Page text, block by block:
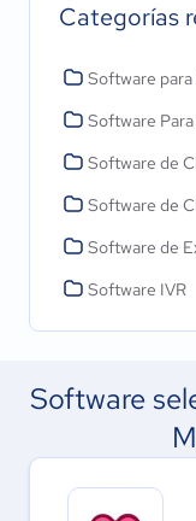
Categorías
Software
Software
Software de
Software de
Software de
Software IVR
Software